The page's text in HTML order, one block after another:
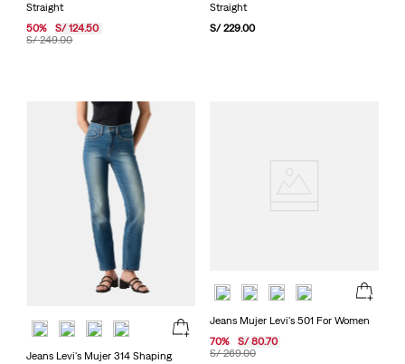
Straight
S/ 249.00
50% S/ 124.50
Straight
S/ 229.00
Jeans Levi's Mujer 314 Shaping
Jeans Mujer Levi's 501 For Women
S/ 269.00
70% S/ 80.70